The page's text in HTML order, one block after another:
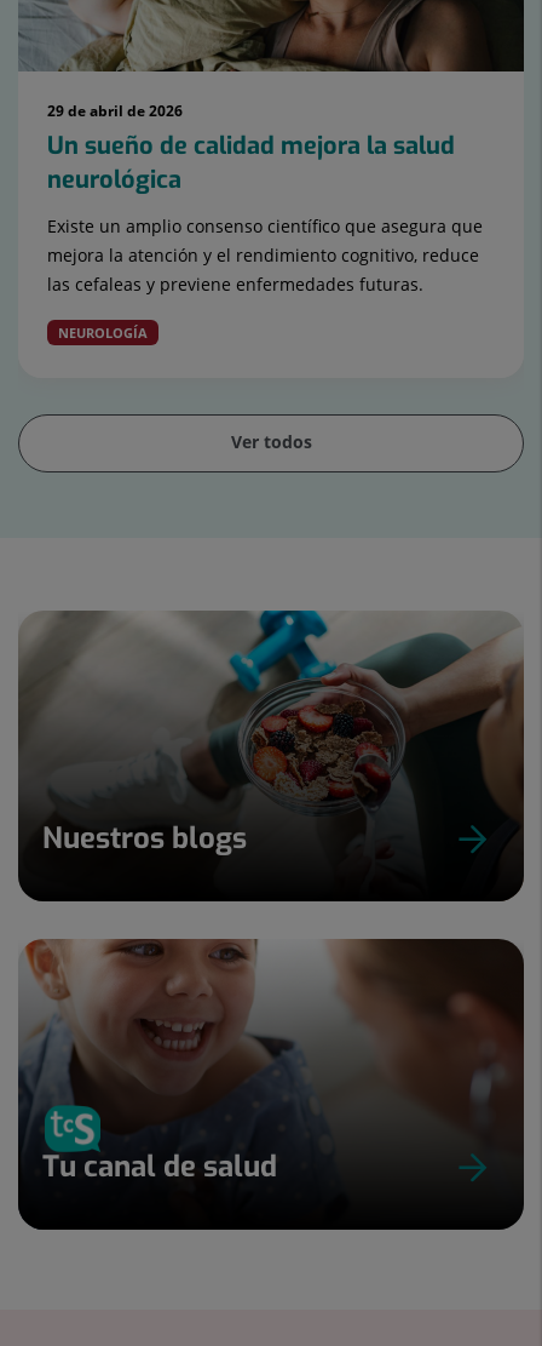
29 de abril de 2026
Un sueño de calidad mejora la salud
neurológica
Existe un amplio consenso científico que asegura que
mejora la atención y el rendimiento cognitivo, reduce
las cefaleas y previene enfermedades futuras.
NEUROLOGÍA
Ver todos
Nuestros blogs
Tu canal de salud